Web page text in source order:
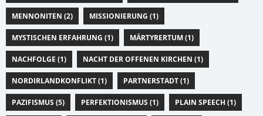
MENNONITEN (2) MISSIONIERUNG (1)
MYSTISCHEN ERFAHRUNG (1) MÄRTYRERTUM (1)
NACHFOLGE (1) NACHT DER OFFENEN KIRCHEN (1)
NORDIRLANDKONFLIKT (1) PARTNERSTADT (1)
PAZIFISMUS (5) PERFEKTIONISMUS (1) PLAIN SPEECH (1)